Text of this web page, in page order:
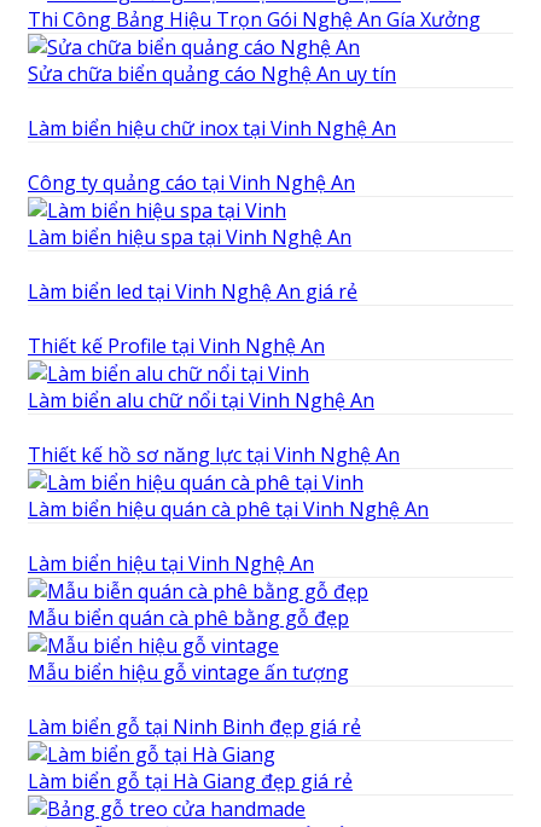
Thi Công Bảng Hiệu Trọn Gói Nghệ An Gía Xưởng
Sửa chữa biển quảng cáo Nghệ An uy tín
Làm biển hiệu chữ inox tại Vinh Nghệ An
Công ty quảng cáo tại Vinh Nghệ An
Làm biển hiệu spa tại Vinh Nghệ An
Làm biển led tại Vinh Nghệ An giá rẻ
Thiết kế Profile tại Vinh Nghệ An
Làm biển alu chữ nổi tại Vinh Nghệ An
Thiết kế hồ sơ năng lực tại Vinh Nghệ An
Làm biển hiệu quán cà phê tại Vinh Nghệ An
Làm biển hiệu tại Vinh Nghệ An
Mẫu biển quán cà phê bằng gỗ đẹp
Mẫu biển hiệu gỗ vintage ấn tượng
Làm biển gỗ tại Ninh Binh đẹp giá rẻ
Làm biển gỗ tại Hà Giang đẹp giá rẻ